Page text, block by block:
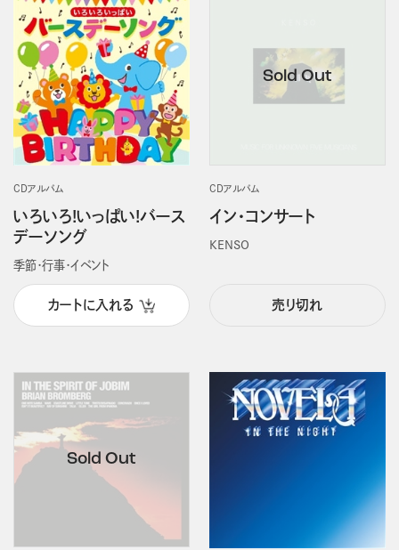
CDアルバム
いろいろ!いっぱい!バース
デーソング
季節・行事・イベント
カートに入れる
CDアルバム
イン・コンサート
KENSO
売り切れ